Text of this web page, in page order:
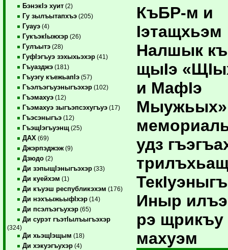
БэнэкIэ хуит (2)
Гу зылъытапхъэ (205)
Гуауэ (4)
ГукъэкIыжхэр (26)
Гулъытэ (28)
ГуфIэгъуэ зэхыхьэхэр (41)
Гъуазджэ (181)
Гъуэгу къежьапIэ (57)
Гъэлъэгъуэныгъэхэр (102)
Гъэмахуэ (12)
Гъэмахуэ зыгъэпсэхугъуэ (17)
Гъэсэныгъэ (12)
ГъэщIэгъуэнщ (25)
ДАХ (69)
Джэрпэджэж (9)
Дзюдо (2)
Ди зэпыщIэныгъэхэр (33)
Ди куейхэм (1)
Ди къуэш республикэхэм (176)
Ди нэхъыжьыфIхэр (14)
Ди псэлъэгъухэр (65)
Ди сурэт гъэтIылъыгъэхэр
(324)
Ди хьэщIэщым (18)
Ди хэкуэгъухэр (4)
КъБР-м и
Iэтащхьэм
Налшык
щыIэ
и МафIэ
Мыужьых»
удз
Иныр
рэ щрикъу
махуэм